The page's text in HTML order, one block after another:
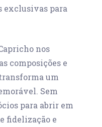
exclusivas para
nos
composições e
um
Sem
para abrir em
fidelização e